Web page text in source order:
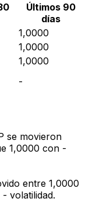
Últimos 90
días
1,0000
1,0000
1,0000
-
se movieron
1,0000 con -
entre 1,0000
volatilidad.